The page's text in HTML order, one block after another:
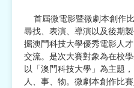
首屆微電影暨微劇本創作
尋找、表演、導演以及後期
掘澳門科技大學優秀電影人
交流。是次大賽對象為在校
以「澳門科技大學」為主題
人、事、物。微劇本創作比